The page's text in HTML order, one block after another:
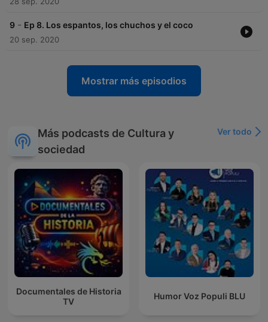
9 - Ep 8. Los espantos, los chuchos y el coco
20 sep. 2020
Mostrar más episodios
Más podcasts de Cultura y
sociedad
Ver todo
Documentales de Historia
TV
Humor Voz Populi BLU